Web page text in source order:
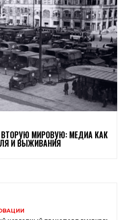
ВТОРУЮ МИРОВУЮ: МЕДИА КАК
И ВЫЖИВАНИЯ